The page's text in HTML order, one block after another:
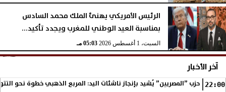
الرئيس الأمريكي يهنئ الملك محمد السادس
بمناسبة العيد الوطني للمغرب ويجدد تأكيد...
السبت، 1 أغسطس 2026 05:03 مـ
آخر الأخبار
22:00 حزب ”المصريين” يُشيد بإنجاز ناشئات اليد: المربع الذهبي خطوة نحو